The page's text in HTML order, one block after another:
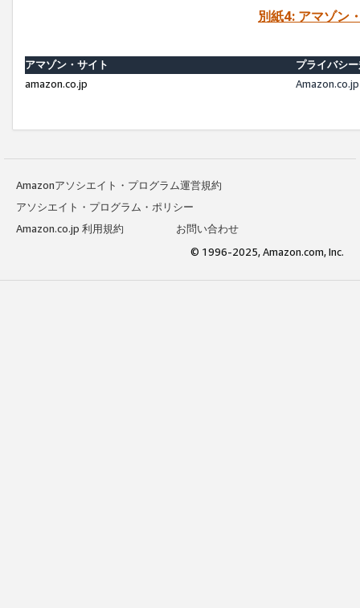
別紙4: アマゾン
アマゾン・サイト
プライバシ
amazon.co.jp
Amazonアソシエイト・プログラム運営規約
アソシエイト・プログラム・ポリシー
Amazon.co.jp 利用規約
お問い合わせ
© 1996-2025, Amazon.com, Inc.